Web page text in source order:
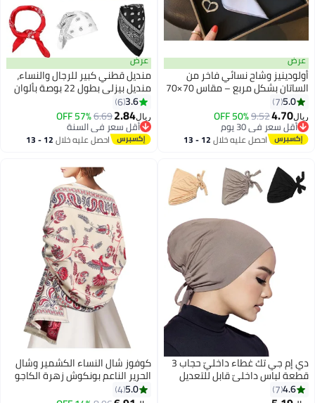
10
عرض
أولودينيز وشاح نسائي فاخر من
الساتان بشكل مربع – مقاس 70×70
سم – إكسسوار أنيق بطبعات ملونة
للرقبة أو الشعر أو تزيين الحقيبة –
خفيف الوزن ومثالي لإطلالة الربيع
5.0
7
ريال4.70
9.52
50% OFF
أقل سعر في 30 يوم
أقل سعر في 30 يوماحصل عليه خلال 12 - 13
عرض
منديل قطني كبير للرجال والنساء،
منديل بيزلي بطول 22 بوصة بألوان
متعددة
3.6
6
ريال2.84
6.69
57% OFF
أقل سعر في السنة
تم بيع +10 مؤخرًا
أقل سعر في السنة
احصل عليه خلال 12 - 13
دي إم جي تك غطاء داخليّ حجاب 3
قطعة لباس داخليّ قابل للتعديل
4.6
7
كوفوز شال النساء الكشمير وشال
الحرير الناعم بونكوش زهرة الكاجو
الشتاء دافئ وشال كبير للنساء
5.0
4